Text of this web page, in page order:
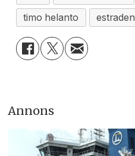
timo helanto
estraden
Annons